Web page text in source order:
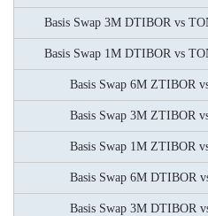
Basis Swap 3M DTIBOR vs
Basis Swap 1M DTIBOR vs
Basis Swap 6M ZTIBOR
Basis Swap 3M ZTIBOR
Basis Swap 1M ZTIBOR
Basis Swap 6M DTIBOR
Basis Swap 3M DTIBOR